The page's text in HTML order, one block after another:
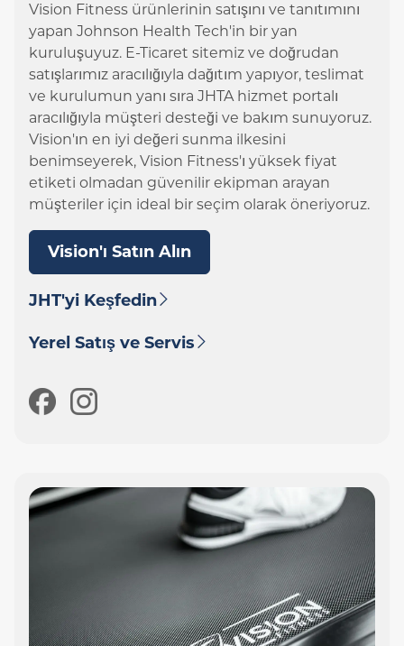
Vision Fitness ürünlerinin satışını ve tanıtımını
yapan Johnson Health Tech'in bir yan
kuruluşuyuz. E-Ticaret sitemiz ve doğrudan
satışlarımız aracılığıyla dağıtım yapıyor, teslimat
ve kurulumun yanı sıra JHTA hizmet portalı
aracılığıyla müşteri desteği ve bakım sunuyoruz.
Vision'ın en iyi değeri sunma ilkesini
benimseyerek, Vision Fitness'ı yüksek fiyat
etiketi olmadan güvenilir ekipman arayan
müşteriler için ideal bir seçim olarak öneriyoruz.
Vision'ı Satın Alın
JHT'yi Keşfedin
Yerel Satış ve Servis